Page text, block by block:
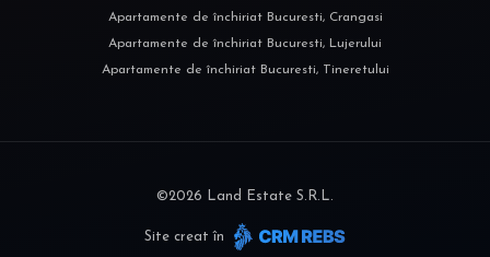
Apartamente de închiriat Bucuresti, Crangasi
Apartamente de închiriat Bucuresti, Lujerului
Apartamente de închiriat Bucuresti, Tineretului
©2026 Land Estate S.R.L.
Site creat în